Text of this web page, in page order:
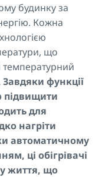
будинку за
Кожна
що
температурний
Завдяки функції
підвищити
для
нагріти
автоматичному
, ці обігрівачі
життя, що